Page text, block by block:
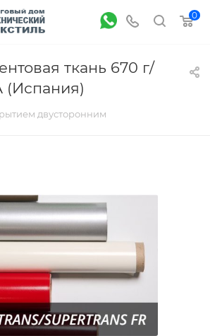
0
ткань 670 г/
(Испания)
двусторонним